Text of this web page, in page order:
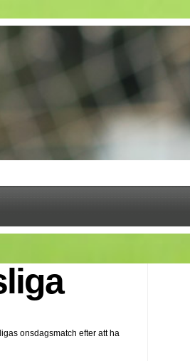
onsdagsmatch efter att ha